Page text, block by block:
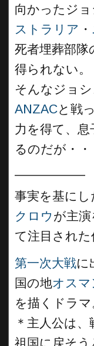
向かったジョ
ストラリア ・
死者埋葬部隊
得られない。
そんなジョシ
ANZACと戦
力を得て、
るのだが・・
事実を基にし
クロウ が主
て注目された
第一次大戦に
国の地オスマ
を描くドラマ
＊主人公は
祖国に戻そう